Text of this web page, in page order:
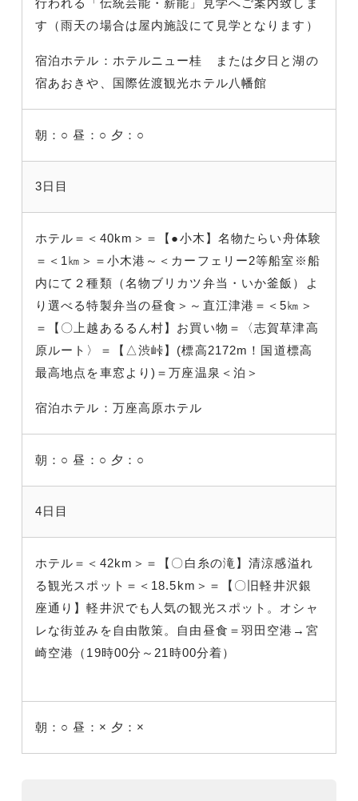
す（雨天の場合は屋内施設にて見学となります）
宿泊ホテル：ホテルニュー桂 または夕日と湖の
宿あおきや、国際佐渡観光ホテル八幡館
朝：○ 昼：○ 夕：○
3日目
ホテル＝＜40km＞＝【●小木】名物たらい舟体験
＝＜1㎞＞＝小木港～＜カーフェリー2等船室※船
内にて２種類（名物ブリカツ弁当・いか釜飯）よ
り選べる特製弁当の昼食＞～直江津港＝＜5㎞＞
＝【〇上越あるるん村】お買い物＝〈志賀草津高
原ルート〉＝【△渋峠】(標高2172m！国道標高
最高地点を車窓より)＝万座温泉＜泊＞
宿泊ホテル：万座高原ホテル
朝：○ 昼：○ 夕：○
4日目
ホテル＝＜42km＞＝【〇白糸の滝】清涼感溢れ
る観光スポット＝＜18.5km＞＝【〇旧軽井沢銀
座通り】軽井沢でも人気の観光スポット。オシャ
レな街並みを自由散策。自由昼食＝羽田空港→宮
崎空港（19時00分～21時00分着）
朝：○ 昼：× 夕：×